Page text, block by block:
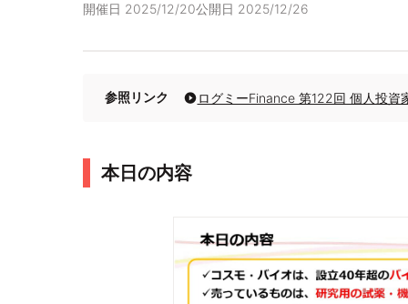
開催日 2025/12/20公開日 2025/12/26
参照リンク ログミーFinance 第122回 個人投資
本日の内容